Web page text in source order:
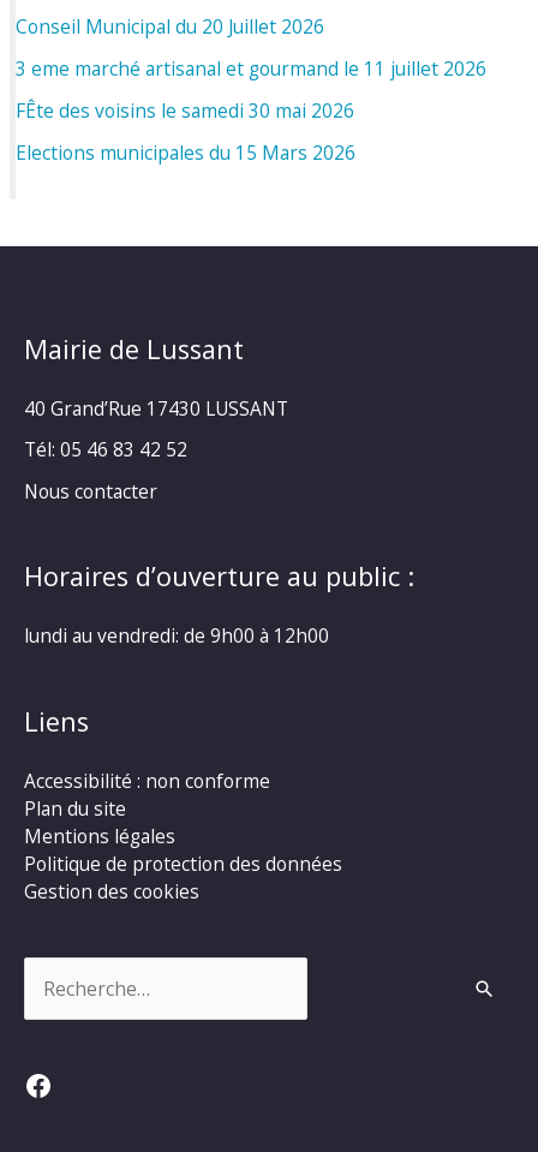
Conseil Municipal du 20 Juillet 2026
3 eme marché artisanal et gourmand le 11 juillet 2026
FÊte des voisins le samedi 30 mai 2026
Elections municipales du 15 Mars 2026
Mairie de Lussant
40 Grand’Rue 17430 LUSSANT
Tél: 05 46 83 42 52
Nous contacter
Horaires d’ouverture au public :
lundi au vendredi: de 9h00 à 12h00
Liens
Accessibilité : non conforme
Plan du site
Mentions légales
Politique de protection des données
Gestion des cookies
Facebook